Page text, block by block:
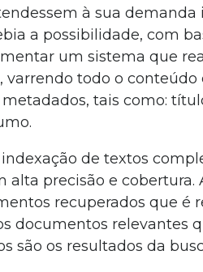
à sua demanda
a possibilidade, com
um sistema que
varrendo todo o conteúdo
tais como:
indexação de textos
alta precisão e cobertura.
recuperados que é
documentos relevantes
são os resultados da